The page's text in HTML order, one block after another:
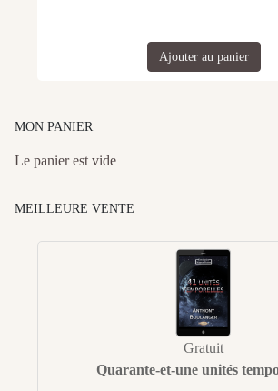
Ajouter au panier
MON PANIER
Le panier est vide
MEILLEURE VENTE
Gratuit
Quarante-et-une unités